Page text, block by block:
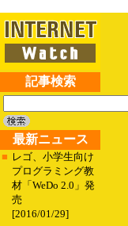
記事検索
最新ニュース
■ レゴ、小学生向け
プログラミング教
材「WeDo 2.0」発
売
[2016/01/29]